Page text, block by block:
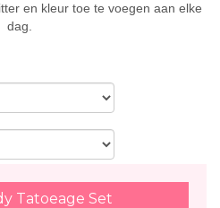
en kleur toe te voegen aan elke
dag.
Tatoeage Set